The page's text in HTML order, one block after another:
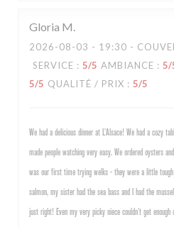
Gloria M
2026-08-03 - 19:30 -
SERVICE : 5/5 AMBIANCE : 5/
5/5 QUALITÉ / PRIX : 5/5
We had a delicious dinner at L’Alsace! We had a cozy
made people watching very easy. We ordered oysters
was our first time trying welks - they were a little tough
salmon, my sister had the sea bass and I had the
just right! Even my very picky niece couldn’t get